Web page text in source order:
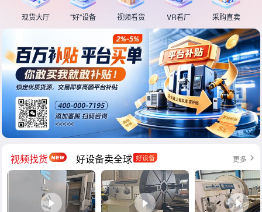
现货大厅 "好"设备 视频看货 VR看厂 采购直卖
视频找货 好设备卖全球 更多